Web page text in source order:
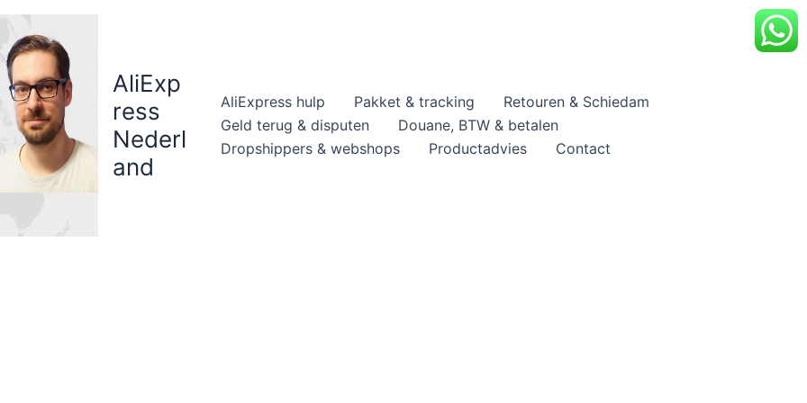
AliExp
ress
Nederl
and
AliExpress hulp Pakket & tracking
Retouren & Schiedam
Geld terug & disputen
Douane, BTW & betalen
Dropshippers & webshops
Productadvies Contact